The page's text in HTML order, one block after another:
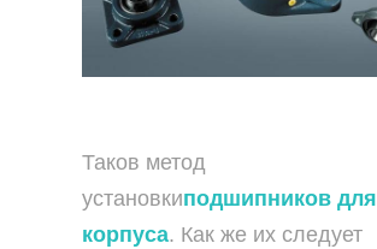
Таков метод
установкиподшипников для
корпуса. Как же их следует